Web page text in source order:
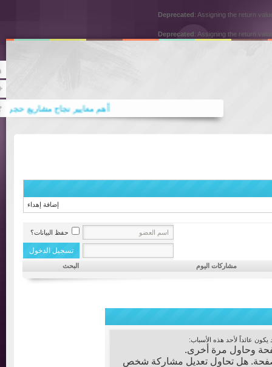
Deprecated: Assigning the return
Deprecated: Assigning the return
أهم معايير نجاح مشاريع حجر
إضافة إهداء
حفظ البيانات؟
مشاركات اليوم البحث
عائداً لأحد هذه الأسباب:
وحاول مرة أخرى.
هل تحاول تعديل مشاركة شخص